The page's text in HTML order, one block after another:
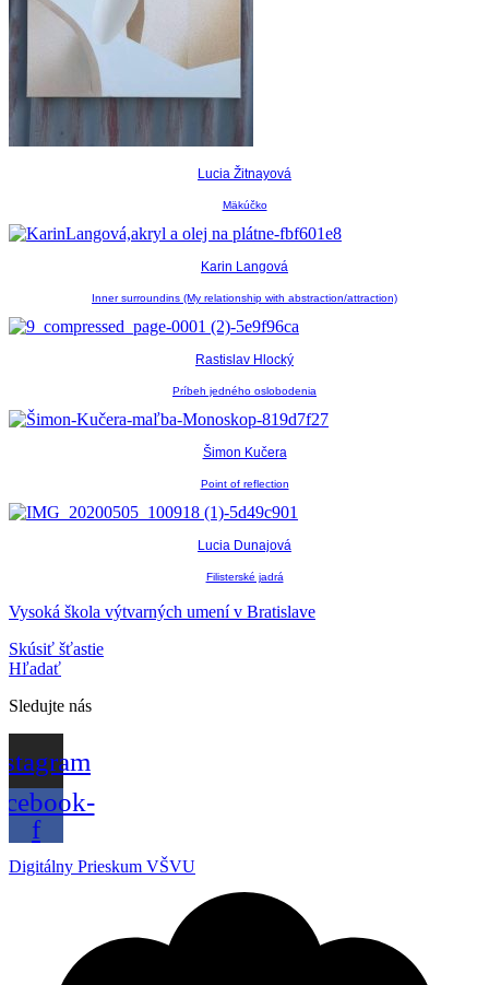
Lucia Žitnayová
Mäkúčko
Karin Langová
Inner surroundins (My relationship with abstraction/attraction)
Rastislav Hlocký
Príbeh jedného oslobodenia
Šimon Kučera
Point of reflection
Lucia Dunajová
Filisterské jadrá
Vysoká škola výtvarných umení v Bratislave
Skúsiť šťastie
Hľadať
Sledujte nás
f
Digitálny Prieskum VŠVU